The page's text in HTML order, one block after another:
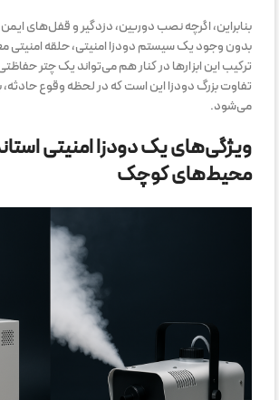
بنابراین، اگرچه نصب دوربین، دزدگیر و قفل‌های
بدون وجود یک سیستم دودزا امنیتی، حلقه امنیتی
ترکیب این ابزارها در کنار هم می‌تواند یک چتر
تفاوت بزرگ دودزا این است که در لحظه وقوع حادثه،
می‌شود.
ویژگی‌های یک دودزا امنیتی
محیط‌های کوچک